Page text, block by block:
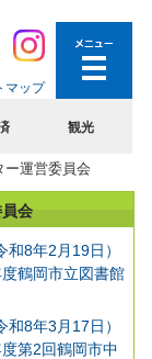
マップ
観光
ー運営委員会
会
和8年2月19日）
鶴岡市立図書館
和8年3月17日）
第2回鶴岡市中